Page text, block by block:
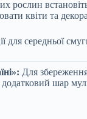
рослин
квіти та
для середньої
Для
шар